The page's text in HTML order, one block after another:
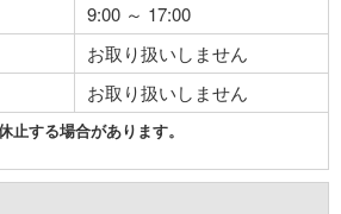
9:00 ～ 17:00
お取り扱いしません
お取り扱いしません
止する場合があります。